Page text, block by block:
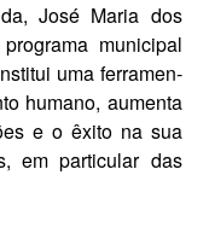
José Maria dos
mu­nicipal
uma ferramen­
humano, aumenta
e o êxito na sua
em particular das